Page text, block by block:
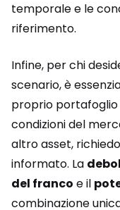
temporale e le
riferimento.
Infine, per chi
scenario, è
proprio
condizioni del
altro asset,
informato. La
del franco e il
combinazione